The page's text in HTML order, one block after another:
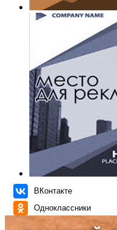
ВКонтакте
Одноклассники